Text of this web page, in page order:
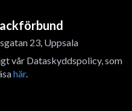
23, Uppsala
vår Dataskyddspolicy, som
här.